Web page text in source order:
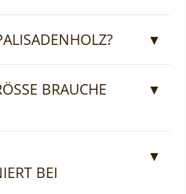
BRAUCHE I
BEI